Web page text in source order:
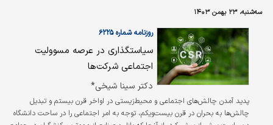
سه‌شنبه، ۲۳ بهمن ۱۴۰۳
روزنامه شماره ۶۲۲۵
سیاستگذاری در عرصه مسوولیت
اجتماعی شرکت‌ها
دکتر سینا شیخی*
پدید آمدن چالش‌‌‌های اجتماعی و محیط‌‌‌زیستی در اواخر قرن بیستم و تبدیل
چالش‌‌‌ها به بحران در قرن بیست‌‌‌ویکم، توجه به امر اجتماعی را در ساحت دانشگاه